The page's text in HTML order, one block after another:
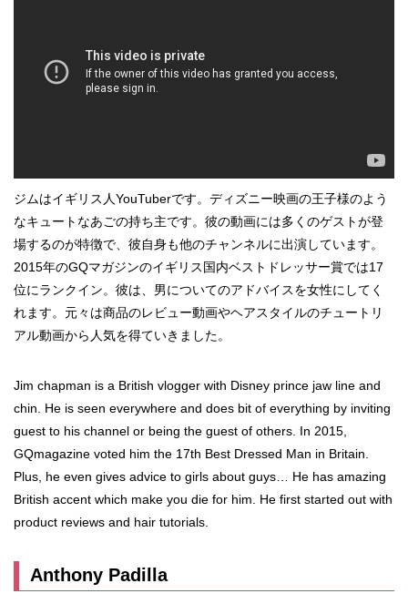
ジムはイギリス人YouTuberです。ディズニー映画の王子様のよう
なキュートなあごの持ち主です。彼の動画には多くのゲストが登
場するのが特徴で、彼自身も他のチャンネルに出演しています。
2015年のGQマガジンのイギリス国内ベストドレッサー賞では17
位にランクイン。彼は、男についてのアドバイスを女性にしてく
れます。元々は商品のレビュー動画やヘアスタイルのチュートリ
アル動画から人気を得ていきました。
Jim chapman is a British vlogger with Disney prince jaw line and
chin. He is seen everywhere and does bit of everything by inviting
guest to his channel or being the guest of others. In 2015,
GQmagazine voted him the 17th Best Dressed Man in Britain.
Plus, he even gives advice to girls about guys… He has amazing
British accent which make you die for him. He first started out with
product reviews and hair tutorials.
Anthony Padilla